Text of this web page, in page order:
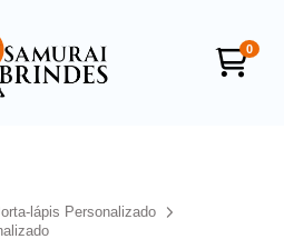
0
lápis Personalizado